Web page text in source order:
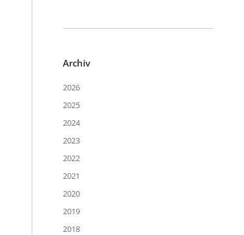
Archiv
2026
2025
2024
2023
2022
2021
2020
2019
2018